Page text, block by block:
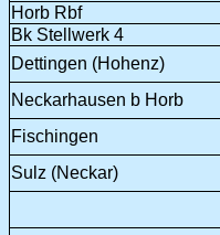
Horb Rbf
Bk Stellwerk 4
Dettingen (Hohenz)
Neckarhausen b Horb
Fischingen
Sulz (Neckar)